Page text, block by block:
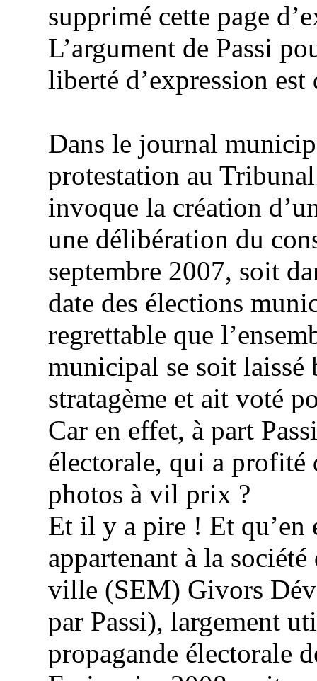
supprimé cette page
L’argument de Passi
liberté d’expression
Dans le journal
protestation au
invoque la création
une délibération du
septembre 2007, soit
date des élections
regrettable que
municipal se soit laissé
stratagème et ait voté
Car en effet, à part
électorale, qui a profité
photos à vil prix ?
Et il y a pire ! Et qu’en
appartenant à la
ville (SEM) Givors
par Passi), largement
propagande électorale